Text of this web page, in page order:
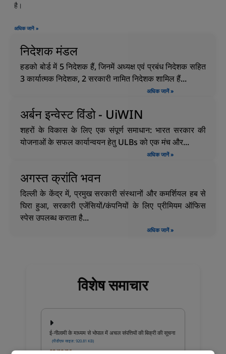
है।
अधिक जानें »
निदेशक मंडल
हडको बोर्ड में 5 निदेशक हैं, जिनमें अध्यक्ष एवं प्रबंध निदेशक सहित
3 कार्यात्मक निदेशक, 2 सरकारी नामित निदेशक शामिल हैं...
अधिक जानें »
अर्बन इन्वेस्ट विंडो - UiWIN
शहरों के विकास के लिए एक संपूर्ण समाधान: भारत सरकार की
योजनाओं के सफल कार्यान्वयन हेतु ULBs को एक मंच और...
अधिक जानें »
अगस्त क्रांति भवन
दिल्ली के केंद्र में, प्रमुख सरकारी संस्थानों और कमर्शियल हब से
घिरा हुआ, सरकारी एजेंसियों/कंपनियों के लिए प्रीमियम ऑफिस
स्पेस उपलब्ध कराता है...
अधिक जानें »
विशेष समाचार
ई-नीलामी के माध्यम से भोपाल में अचल संपत्तियों की बिक्री की सूचना
(पीडीएफ साइज़: 920.81 KB)
03/08/26